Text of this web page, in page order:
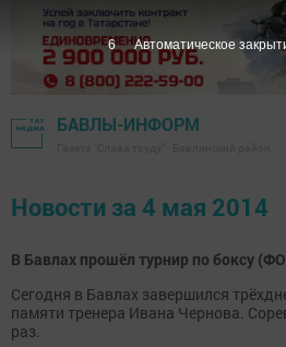
БАВЛЫ-ИНФОРМ
Новости за 4 мая 2014
В Бавлах прошёл турнир по боксу
Сегодня в Бавлах завершился
памяти тренера Ивана Чернова.
раз.
6 Автоматическое